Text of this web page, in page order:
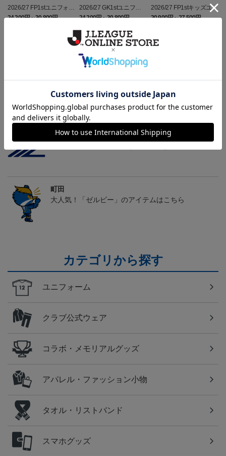
2026/27 FP1stユニフォー
ム
24,200円～30,800円
2026/27 GK1stユニフォ
ーム
24,200円～30,800円
2026/27 FP1stキッズユニ
フォーム
20,900円～27,500円
町田
2026/27ユニフォームはこちら
町田
町田
大人気！「ゼルビー」のアイテムはこちら
カテゴリから探す
ユニフォーム
クラブ公式ウェア
コラボ・メモリアルグッズ
アパレル・ファッション小物
タオル・リストバンド
スマホグッズ